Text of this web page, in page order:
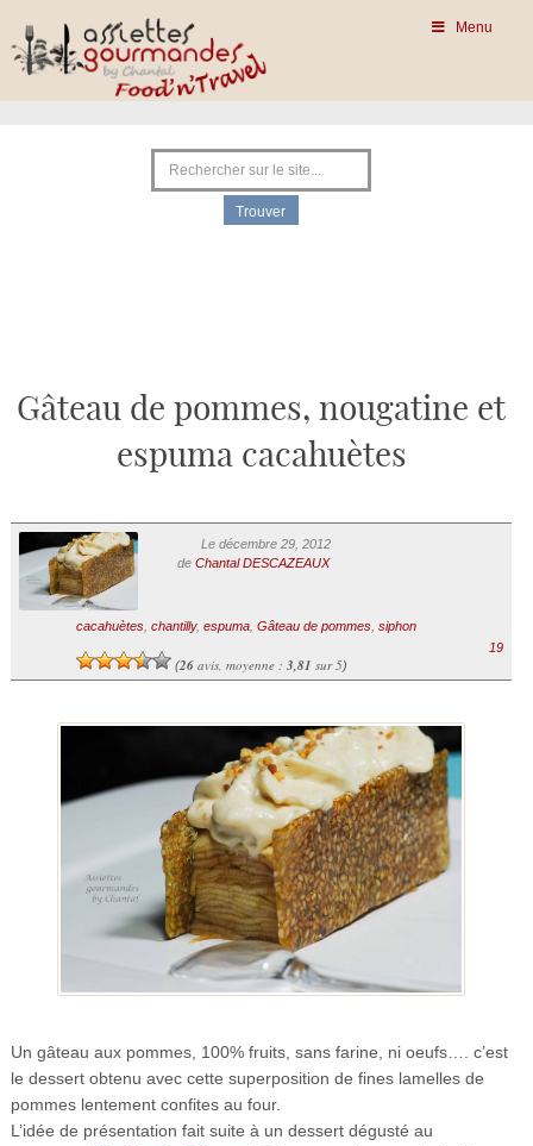
Menu
Gâteau de pommes, nougatine et
espuma cacahuètes
Le décembre 29, 2012
de Chantal DESCAZEAUX
cacahuètes, chantilly, espuma, Gâteau de pommes, siphon
(26avis, moyenne : 3,81 sur 5)
19
Un gâteau aux pommes, 100% fruits, sans farine, ni oeufs…. c’est
le dessert obtenu avec cette superposition de fines lamelles de
pommes lentement confites au four.
L’idée de présentation fait suite à un dessert dégusté au